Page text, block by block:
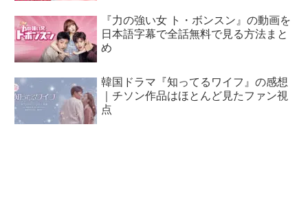
『力の強い女 ト・ボンスン』の動画を
日本語字幕で全話無料で見る方法まと
め
韓国ドラマ『知ってるワイフ』の感想
｜チソン作品はほとんど見たファン視
点